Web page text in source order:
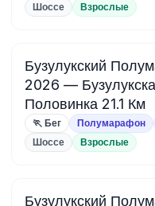
Шоссе Взрослые
Бузулукский
2026 —
Половинка 21.1 Км
🏃 Бег Полумарафон
Шоссе Взрослые
Бузулукский